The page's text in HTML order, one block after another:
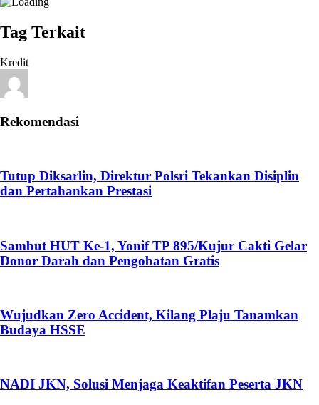
Tag Terkait
Kredit
Rekomendasi
Tutup Diksarlin, Direktur Polsri Tekankan Disiplin
dan Pertahankan Prestasi
Sambut HUT Ke-1, Yonif TP 895/Kujur Cakti Gelar
Donor Darah dan Pengobatan Gratis
Wujudkan Zero Accident, Kilang Plaju Tanamkan
Budaya HSSE
NADI JKN, Solusi Menjaga Keaktifan Peserta JKN